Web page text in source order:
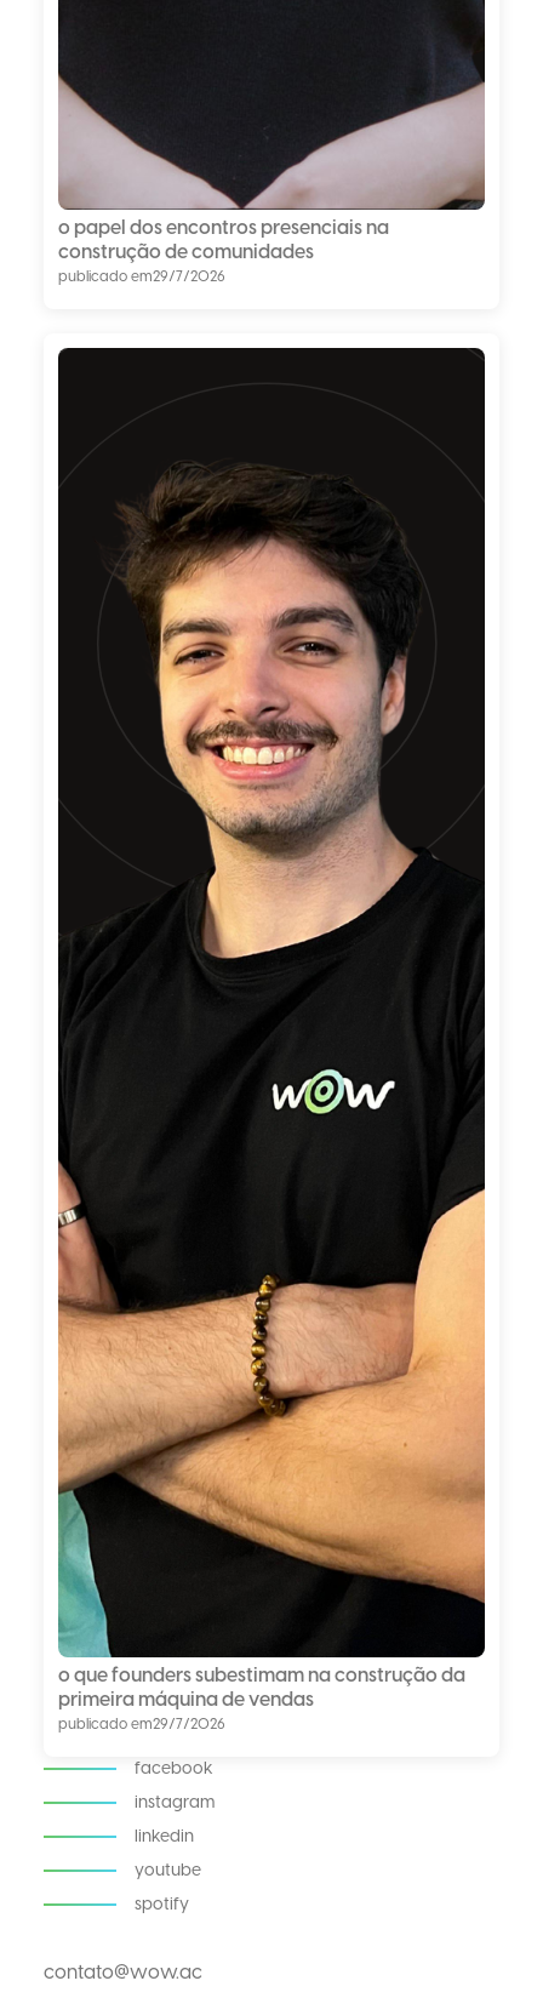
o papel dos encontros presenciais na
construção de comunidades
publicado em29/7/2026
o que founders subestimam na construção da
primeira máquina de vendas
publicado em29/7/2026
facebook
instagram
linkedin
youtube
spotify
contato@wow.ac